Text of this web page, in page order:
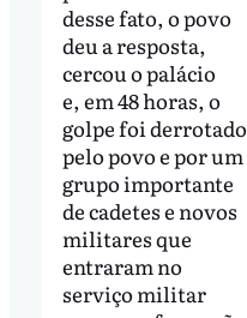
desse fato, o povo
deu a resposta,
cercou o palácio
e, em 48 horas, o
golpe foi derrotado
pelo povo e por um
grupo importante
de cadetes e novos
militares que
entraram no
serviço militar